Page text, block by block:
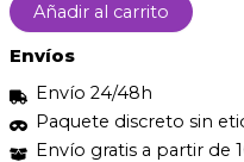
Añadir al carrito
Envíos
Envío 24/48h
Paquete discreto sin
Envío gratis a partir de